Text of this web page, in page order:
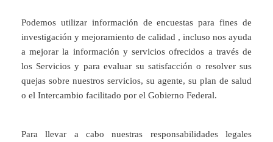
Podemos utilizar información de encuestas para fines de
investigación y mejoramiento de calidad , incluso nos ayuda
a mejorar la información y servicios ofrecidos a través de
los Servicios y para evaluar su satisfacción o resolver sus
quejas sobre nuestros servicios, su agente, su plan de salud
o el Intercambio facilitado por el Gobierno Federal.
Para llevar a cabo nuestras responsabilidades legales